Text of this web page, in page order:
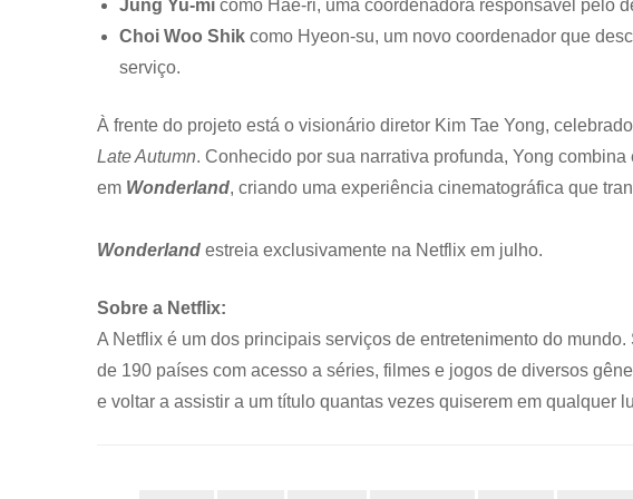
Jung Yu-mi como Hae-ri, uma coordenadora responsável pelo
Choi Woo Shik como Hyeon-su, um novo coordenador que
serviço.
À frente do projeto está o visionário diretor Kim Tae Yong,
Late Autumn. Conhecido por sua narrativa profunda, Yong
em Wonderland, criando uma experiência cinematográfica que
Wonderland estreia exclusivamente na Netflix em julho.
Sobre a Netflix:
A Netflix é um dos principais serviços de entretenimento do
de 190 países com acesso a séries, filmes e jogos de diversos
e voltar a assistir a um título quantas vezes quiserem em qualquer